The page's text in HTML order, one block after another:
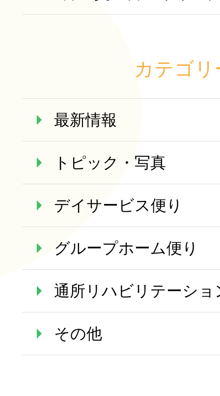
カテゴリ
最新情報
トピック・写真
デイサービス便り
グループホーム便り
通所リハビリテーショ
その他